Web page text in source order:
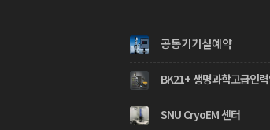
공동기기실예약
BK21+ 생명과학고급인
SNU CryoEM 센터